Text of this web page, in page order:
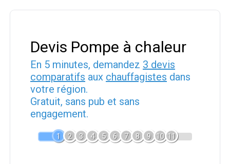
Devis Pompe à chaleur
En 5 minutes, demandez 3 devis
comparatifs aux chauffagistes dans
votre région.
Gratuit, sans pub et sans
engagement.
1 2 3 4 5 6 7 8 9 10 11